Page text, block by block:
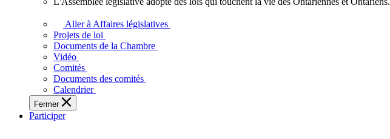
l'Ontario.
législative
adopte
touchent
vie
des
Ontariennes
Aller à Affaires législatives
Projets de loi
Documents de la Chambre
Vidéo
Comités
Documents des comités
Calendrier
Fermer
Participer